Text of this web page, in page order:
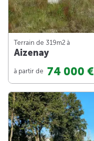
Terrain de 319m2 à
Aizenay
à partir de 74 000 €